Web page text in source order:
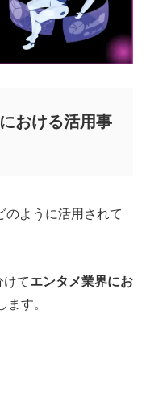
おける活用事
のように活用されて
けてエンタメ業界にお
ます。